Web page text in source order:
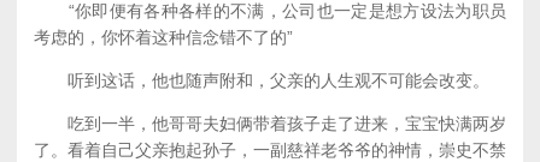
“你即便有各种各样的不满，公司也一定是想方设法为职员
考虑的，你怀着这种信念错不了的”
听到这话，他也随声附和，父亲的人生观不可能会改变。
吃到一半，他哥哥夫妇俩带着孩子走了进来，宝宝快满两岁
了。看着自己父亲抱起孙子，一副慈祥老爷爷的神情，崇史不禁